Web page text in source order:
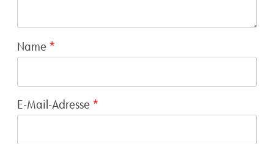
Name *
E-Mail-Adresse *